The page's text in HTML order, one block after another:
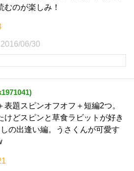
むのが楽しみ！
2016/06/30
表題スピンオフオフ＋短編2つ。
けどスピンと草食ラビットが好き
の出逢い編。うさくんが可愛す